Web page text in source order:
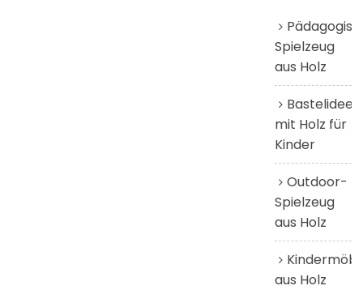
Spielzeug
aus Holz
Bastelideen
mit Holz für
Kinder
Outdoor-
Spielzeug
aus Holz
aus Holz